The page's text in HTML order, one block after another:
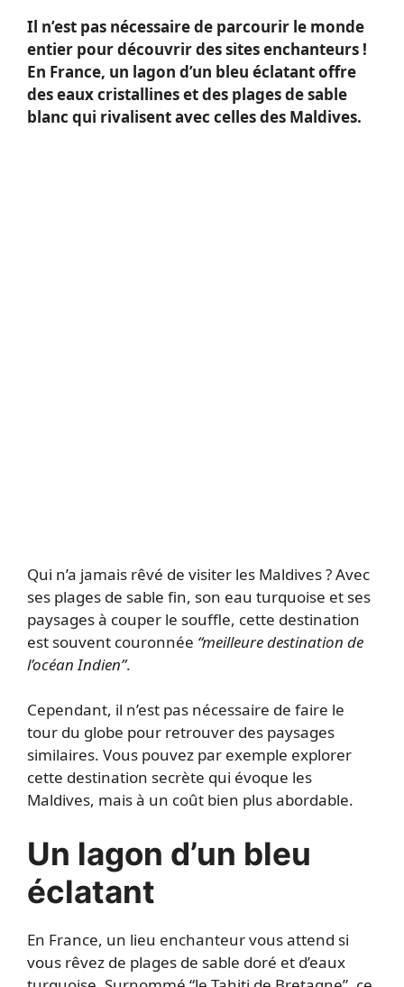
Il n’est pas nécessaire de parcourir le monde
entier pour découvrir des sites enchanteurs !
En France, un lagon d’un bleu éclatant offre
des eaux cristallines et des plages de sable
blanc qui rivalisent avec celles des Maldives.
Qui n’a jamais rêvé de visiter les Maldives ? Avec
ses plages de sable fin, son eau turquoise et ses
paysages à couper le souffle, cette destination
est souvent couronnée “meilleure destination de
l’océan Indien”.
Cependant, il n’est pas nécessaire de faire le
tour du globe pour retrouver des paysages
similaires. Vous pouvez par exemple explorer
cette destination secrète qui évoque les
Maldives, mais à un coût bien plus abordable.
Un lagon d’un bleu
éclatant
En France, un lieu enchanteur vous attend si
vous rêvez de plages de sable doré et d’eaux